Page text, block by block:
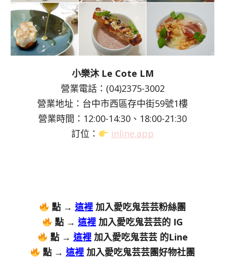
小樂沐 Le Cote LM
營業電話：(04)2375-3002
營業地址：台中市西區存中街59號1樓
營業時間：12:00-14:30、18:00-21:30
訂位：
inline.app
點 → 這裡 加入愛吃鬼芸芸粉絲團
點 →這裡 加入愛吃鬼芸芸的 IG
點 → 這裡加入愛吃鬼芸芸 的Line
點 → 這裡 加入愛吃鬼芸芸團好物社團